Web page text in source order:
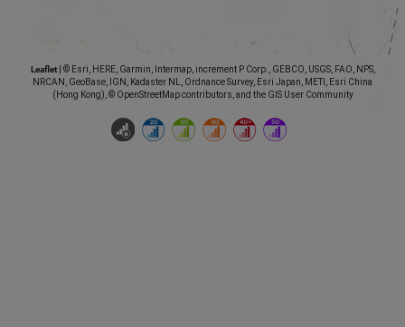
Leaflet
© Esri, HERE, Garmin, Intermap, increment P Corp., GEBCO, USGS, FAO, NPS,
NRCAN, GeoBase, IGN, Kadaster NL, Ordnance Survey, Esri Japan, METI, Esri China
(Hong Kong), © OpenStreetMap contributors, and the GIS User Community